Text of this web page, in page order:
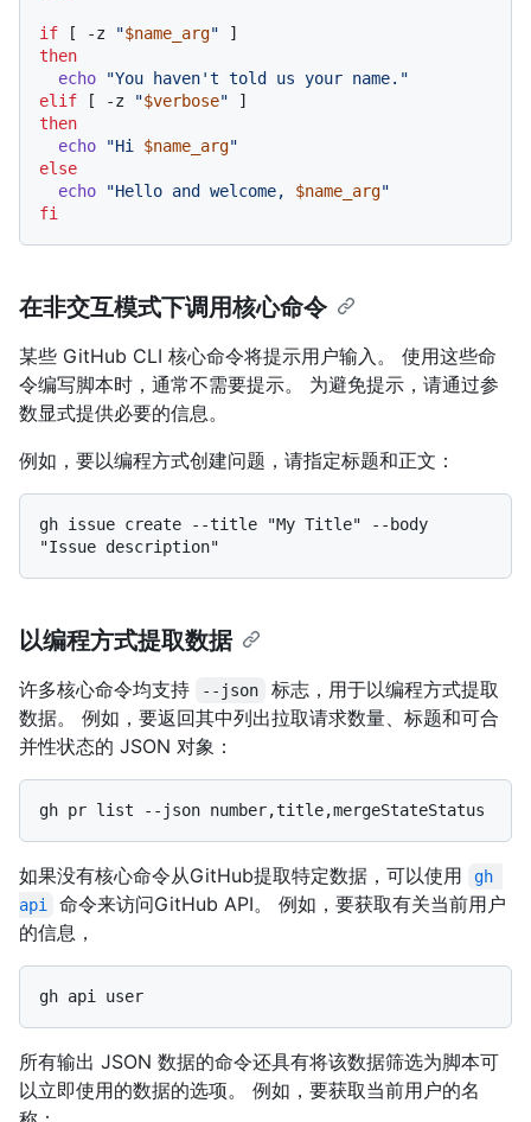
if [ -z "$name_arg"
then
echo
"You haven't told us your name."
elif [ -z "$verbose"
then
echo
"Hi $name_arg"
else
echo
"Hello and welcome, $name_arg"
fi
在非交互模式下调用核心命令
某些 GitHub CLI 核心命令将提示用户输入。 使用这些命
令编写脚本时，通常不需要提示。 为避免提示，请通过参
数显式提供必要的信息。
例如，要以编程方式创建问题，请指定标题和正文：
gh issue create --title "My Title" --body
以编程方式提取数据
许多核心命令均支持 --json
标志，用于以编程方式提取
数据。 例如，要返回其中列出拉取请求数量、标题和可合
并性状态的 JSON 对象：
如果没有核心命令从GitHub提取特定数据，可以使用
gh
api
命令来访问GitHub API。 例如，要获取有关当前用户
的信息，
所有输出 JSON 数据的命令还具有将该数据筛选为脚本可
以立即使用的数据的选项。 例如，要获取当前用户的名